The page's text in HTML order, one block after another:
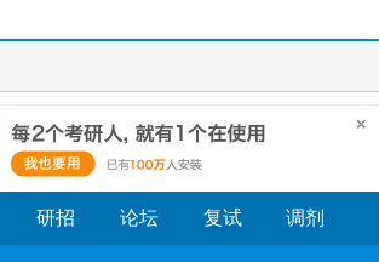
研招 论坛 复试 调剂